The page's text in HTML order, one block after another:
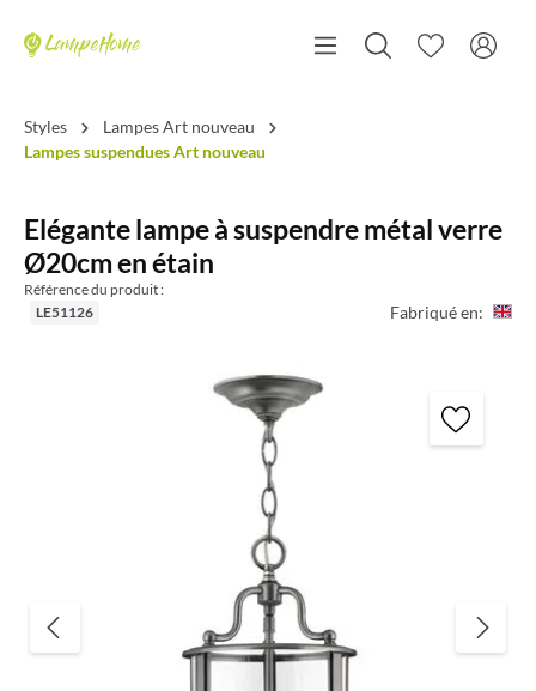
Styles
Lampes Art nouveau
Lampes suspendues Art nouveau
Elégante lampe à suspendre métal verre
Ø20cm en étain
Référence du produit :
LE51126
Fabriqué en: